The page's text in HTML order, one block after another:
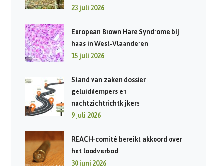
23 juli 2026
European Brown Hare Syndrome bij
haas in West-Vlaanderen
15 juli 2026
Stand van zaken dossier
geluiddempers en
nachtzichtrichtkijkers
9 juli 2026
REACH-comité bereikt akkoord over
het loodverbod
30 juni 2026